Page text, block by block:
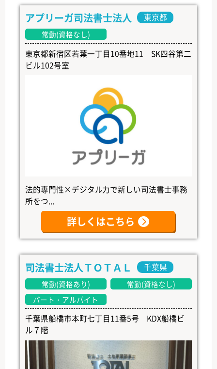
アプリーガ司法書士法人 東京都
常勤(資格なし)
東京都新宿区若葉一丁目10番地11 SK四谷第二
ビル102号室
法的専門性×デジタル力で新しい司法書士事務
所をつ...
詳しくはこちら
司法書士法人ＴＯＴＡＬ 千葉県
常勤(資格あり)
常勤(資格なし)
パート・アルバイト
千葉県船橋市本町七丁目11番5号 KDX船橋ビ
ル７階